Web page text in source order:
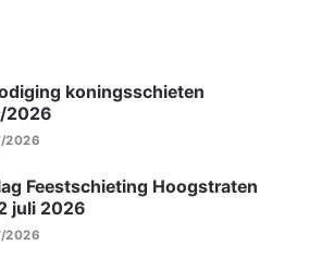
koningsschieten
2026
2026
Feestschieting Hoogstraten
juli 2026
2026